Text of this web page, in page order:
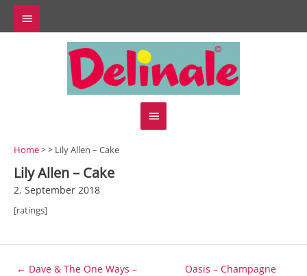
Zum
Inhalt
springen
Above
Hauptmenü
Home> > Lily Allen – Cake
Lily Allen – Cake
2. September 2018
[ratings]
Beitragsnavigation
← Dave & The One Ways –
Oasis – Champagne